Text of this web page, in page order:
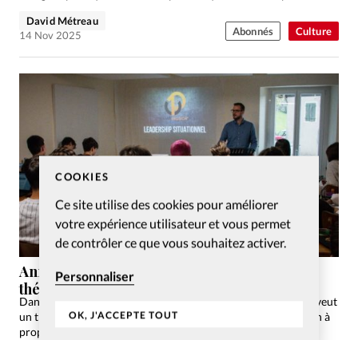
COOKIES
Ce site utilise des cookies pour améliorer
votre expérience utilisateur et vous permet
de contrôler ce que vous souhaitez activer.
Personnaliser
OK, J'ACCEPTE TOUT
Culture
David Métreau
14 Nov 2025
Abonnés
Année Passion: ranimer la flamme de la
théologie
Dans la lignée des événements «Passion», l’Année Passion se veut
un trait d’union entre l’initiation à la théologie et la formation à
proprement parler.